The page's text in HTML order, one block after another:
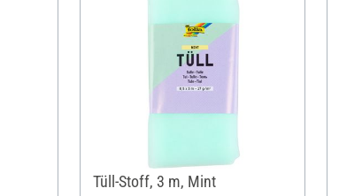
Tüll-Stoff, 3 m, Mint